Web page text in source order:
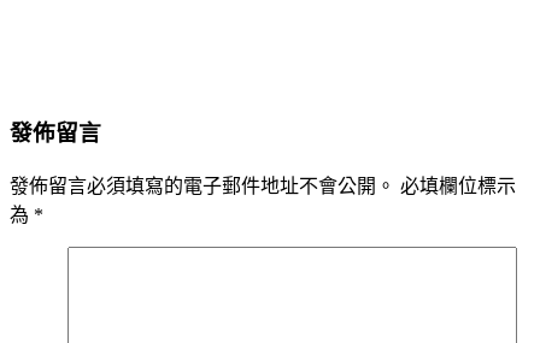
發佈留言
發佈留言必須填寫的電子郵件地址不會公開。 必填欄位標示
為 *